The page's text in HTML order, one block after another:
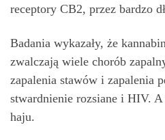
receptory CB2, przez bardzo
Badania wykazały, że
zwalczają wiele chorób
zapalenia stawów i zapalenia
stwardnienie rozsiane i HIV.
haju.